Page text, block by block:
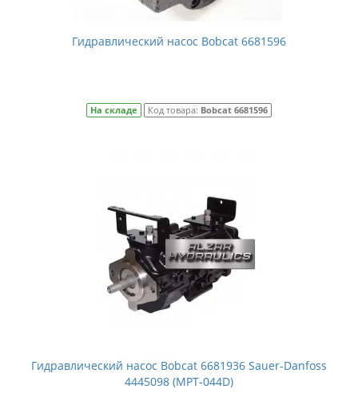
Гидравлический насос Bobcat 6681596
На складе Код товара: Bobcat 6681596
Гидравлический насос Bobcat 6681936 Sauer-Danfoss
4445098 (MPT-044D)